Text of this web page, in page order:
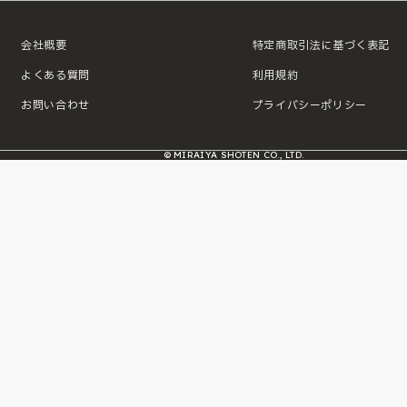
会社概要
よくある質問
お問い合わせ
特定商取引法に基づく表記
利用規約
プライバシーポリシー
© MIRAIYA SHOTEN CO., LTD.